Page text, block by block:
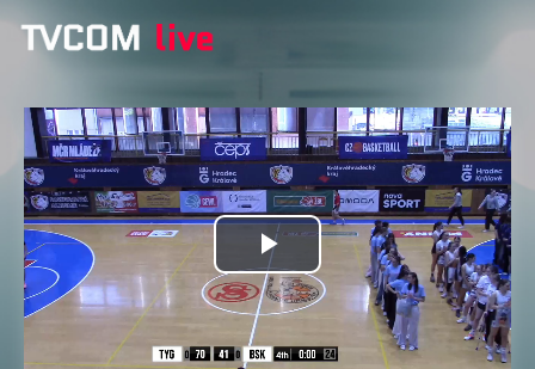
Přehrát
video